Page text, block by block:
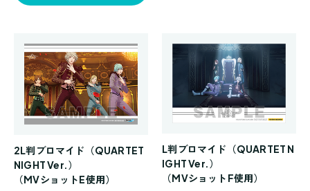
2L判ブロマイド（QUARTET
NIGHT Ver.）
（MVショットE使用）
L判ブロマイド（QUARTET N
IGHT Ver.）
（MVショットF使用）